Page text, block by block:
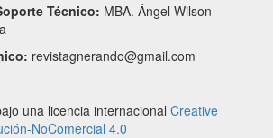
Técnico: MBA. Ángel Wilson
revistagnerando@gmail.com
una licencia internacional Creative
NoComercial 4.0